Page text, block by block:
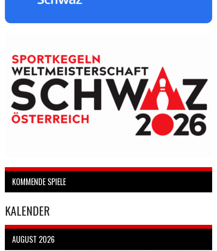
KOMMENDE SPIELE
KALENDER
AUGUST 2026